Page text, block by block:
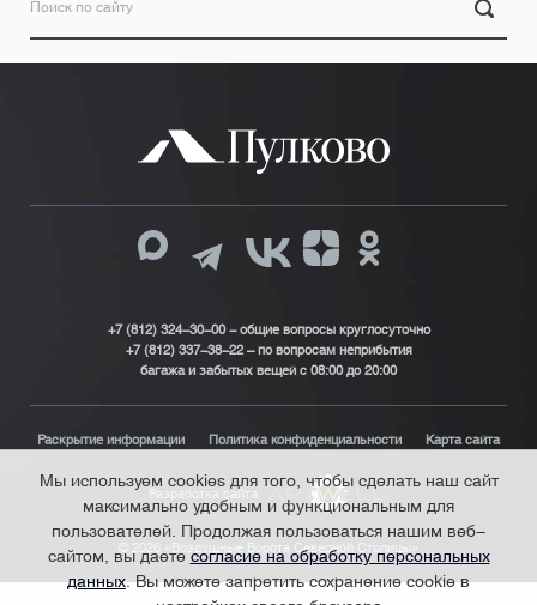
+7 (812) 324-30-00 - общие вопросы круглосуточно
+7 (812) 337-38-22 – по вопросам неприбытия
багажа и забытых вещей с 08:00 до 20:00
Раскрытие информации Политика конфиденциальности Карта сайта
Разработка сайта
© 2026 «Воздушные Ворота Северной Столицы»
Мы используем cookies для того, чтобы сделать наш сайт
максимально удобным и функциональным для
пользователей. Продолжая пользоваться нашим веб-
сайтом, вы даетесогласие на обработку персональных
данных. Вы можете запретить сохранение cookie в